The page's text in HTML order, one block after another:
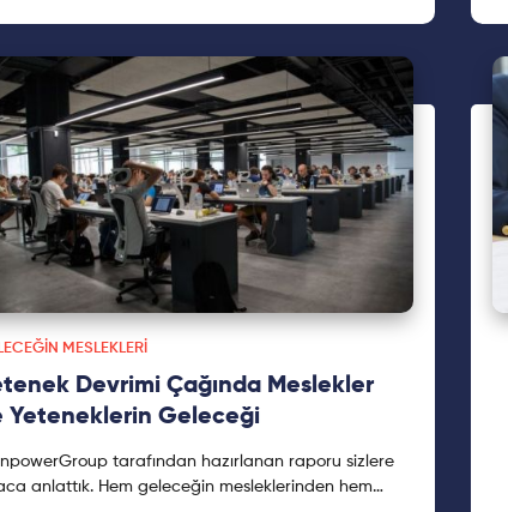
MESLEKLERI
Devrimi Çağında Meslekler
Yeteneklerin Geleceği
tarafından hazırlanan raporu sizlere
anlattık. Hem geleceğin mesleklerinden hem